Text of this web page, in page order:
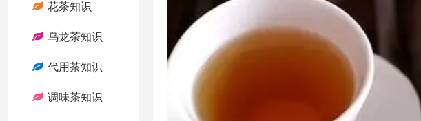
花茶知识
乌龙茶知识
代用茶知识
调味茶知识